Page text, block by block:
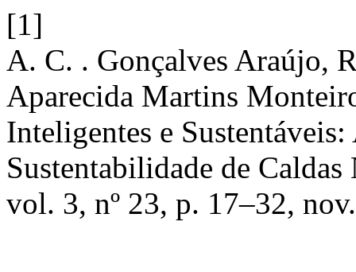
[1]
A. C. . Gonçalves Araújo,
Aparecida Martins
Inteligentes e
Sustentabilidade de
vol. 3, nº 23, p. 17–32,